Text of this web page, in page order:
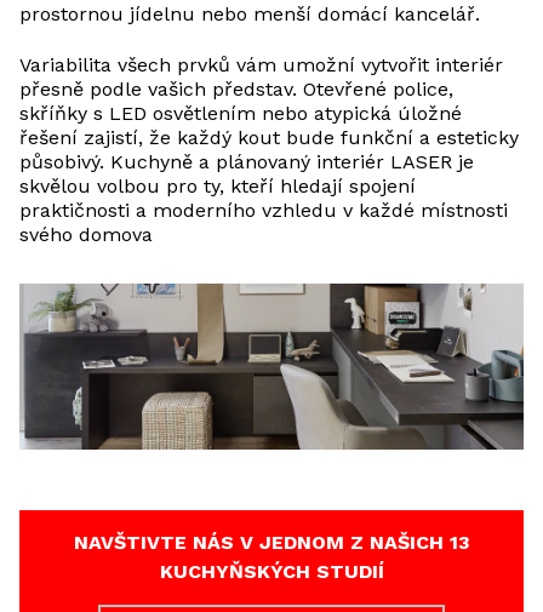
prostornou jídelnu nebo menší domácí kancelář.
Variabilita všech prvků vám umožní vytvořit interiér
přesně podle vašich představ. Otevřené police,
skříňky s LED osvětlením nebo atypická úložné
řešení zajistí, že každý kout bude funkční a esteticky
působivý. Kuchyně a plánovaný interiér LASER je
skvělou volbou pro ty, kteří hledají spojení
praktičnosti a moderního vzhledu v každé místnosti
svého domova
NAVŠTIVTE NÁS V JEDNOM Z NAŠICH 13
KUCHYŇSKÝCH STUDIÍ